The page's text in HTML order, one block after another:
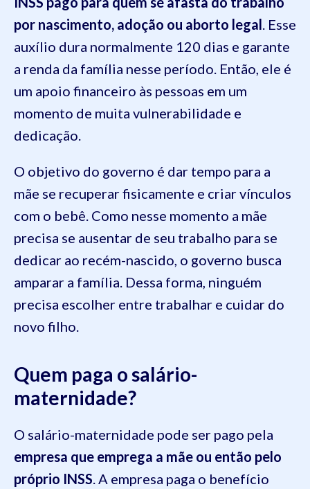
por nascimento, adoção ou aborto legal. Esse
auxílio dura normalmente 120 dias e garante
a renda da família nesse período. Então, ele é
um apoio financeiro às pessoas em um
momento de muita vulnerabilidade e
dedicação.
O objetivo do governo é dar tempo para a
mãe se recuperar fisicamente e criar vínculos
com o bebê. Como nesse momento a mãe
precisa se ausentar de seu trabalho para se
dedicar ao recém-nascido, o governo busca
amparar a família. Dessa forma, ninguém
precisa escolher entre trabalhar e cuidar do
novo filho.
Quem paga o salário-
maternidade?
O salário-maternidade pode ser pago pela
empresa que emprega a mãe ou então pelo
próprio INSS. A empresa paga o benefício